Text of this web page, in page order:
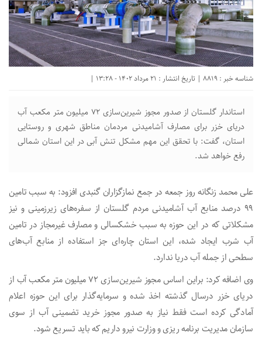
شناسه خبر : 8819 | تاریخ انتشار : 21 مرداد 1402 - 13:28 |
استاندار گلستان از صدور مجوز شیرین‌سازی ۷۲ میلیون متر مکعب آب
دریای خزر برای مصارف آشامیدنی مردمان مناطق شهری و روستایی
استان، گفت: با تحقق این مهم مشکل تنش آبی در این استان شمالی
رفع خواهد شد.
علی محمد زنگانه روز جمعه در جمع نمازگزاران گنبدی افزود: به سبب تامین
۹۹ درصد منابع آب آشامیدنی مردم گلستان از سفره‌های زیرزمینی و نیز
مشکلاتی که در این حوزه به سبب خشکسالی و مصارف غیرمجاز در تامین
آب شرب ایجاد شده، این استان چاره‌ای جز استفاده از منابع آب‌های
سطحی از جمله آب دریا ندارد.
وی اضافه کرد: براین اساس مجوز شیرین‌سازی ۷۲ میلیون متر مکعب آب از
دریای خزر درسال گذشته اخذ شده و سرمایه‌گذار برای این حوزه اعلام
آمادگی کرده است فقط نیاز به صدور مجوز خرید تضمینی آب از سوی
سازمان مدیریت برنامه ریزی و وزارت نیرو داریم که باید تسریع شود.